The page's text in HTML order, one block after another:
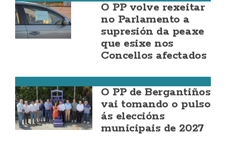
O PP volve rexeitar
no Parlamento a
supresión da peaxe
que esixe nos
Concellos afectados
O PP de Bergantiños
vai tomando o pulso
ás eleccións
municipais de 2027